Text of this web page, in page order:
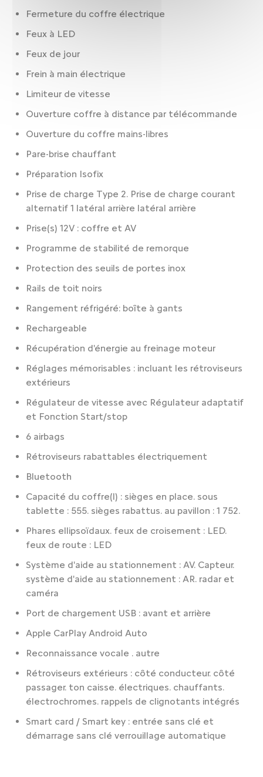
Fermeture du coffre électrique
Feux à LED
Feux de jour
Frein à main électrique
Limiteur de vitesse
Ouverture coffre à distance par télécommande
Ouverture du coffre mains-libres
Pare-brise chauffant
Préparation Isofix
Prise de charge Type 2. Prise de charge courant
alternatif 1 latéral arrière latéral arrière
Prise(s) 12V : coffre et AV
Programme de stabilité de remorque
Protection des seuils de portes inox
Rails de toit noirs
Rangement réfrigéré: boîte à gants
Rechargeable
Récupération d'énergie au freinage moteur
Réglages mémorisables : incluant les rétroviseurs
extérieurs
Régulateur de vitesse avec Régulateur adaptatif
et Fonction Start/stop
6 airbags
Rétroviseurs rabattables électriquement
Bluetooth
Capacité du coffre(l) : sièges en place. sous
tablette : 555. sièges rabattus. au pavillon : 1 752.
Phares ellipsoïdaux. feux de croisement : LED.
feux de route : LED
Système d'aide au stationnement : AV. Capteur.
système d'aide au stationnement : AR. radar et
caméra
Port de chargement USB : avant et arrière
Apple CarPlay Android Auto
Reconnaissance vocale . autre
Rétroviseurs extérieurs : côté conducteur. côté
passager. ton caisse. électriques. chauffants.
électrochromes. rappels de clignotants intégrés
Smart card / Smart key : entrée sans clé et
démarrage sans clé verrouillage automatique